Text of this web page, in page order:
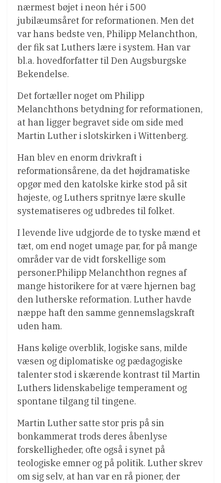
nærmest bøjet i neon hér i 500
jubilæumsåret for reformationen. Men det
var hans bedste ven, Philipp Melanchthon,
der fik sat Luthers lære i system. Han var
bl.a. hovedforfatter til Den Augsburgske
Bekendelse.
Det fortæller noget om Philipp
Melanchthons betydning for reformationen,
at han ligger begravet side om side med
Martin Luther i slotskirken i Wittenberg.
Han blev en enorm drivkraft i
reformationsårene, da det højdramatiske
opgør med den katolske kirke stod på sit
højeste, og Luthers spritnye lære skulle
systematiseres og udbredes til folket.
I levende live udgjorde de to tyske mænd et
tæt, om end noget umage par, for på mange
områder var de vidt forskellige som
personer.Philipp Melanchthon regnes af
mange historikere for at være hjernen bag
den lutherske reformation. Luther havde
næppe haft den samme gennemslagskraft
uden ham.
Hans kølige overblik, logiske sans, milde
væsen og diplomatiske og pædagogiske
talenter stod i skærende kontrast til Martin
Luthers lidenskabelige temperament og
spontane tilgang til tingene.
Martin Luther satte stor pris på sin
bonkammerat trods deres åbenlyse
forskelligheder, ofte også i synet på
teologiske emner og på politik. Luther skrev
om sig selv, at han var en rå pioner, der